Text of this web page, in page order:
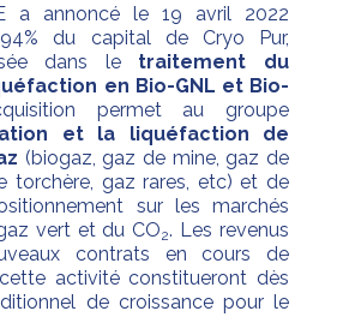
a annoncé le 19 avril 2022
94% du capital de Cryo Pur,
dans le traitement du
en Bio-GNL et Bio-
permet au groupe
et la liquéfaction de
(biogaz, gaz de mine, gaz de
torchère, gaz rares, etc) et de
sur les marchés
vert et du CO2. Les revenus
contrats en cours de
activité constitueront dès
de croissance pour le